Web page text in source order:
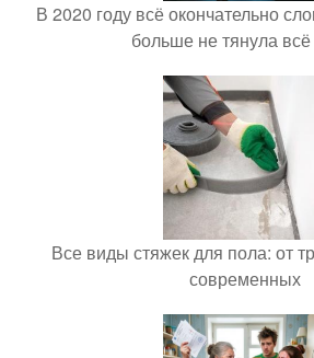
В 2020 году всё окончательно
больше не тянула
Все виды стяжек для пола: от
современных